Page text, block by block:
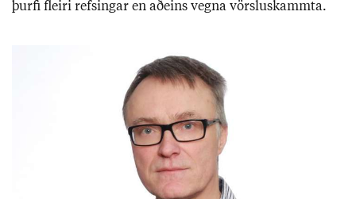
þurfi fleiri refs­ing­ar en að­eins vegna vörslu­skammta.